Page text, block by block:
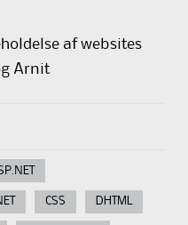
af websites
Arnit
CSS DHTML